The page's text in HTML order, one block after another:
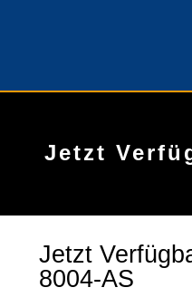
Jetzt
Jetzt
8004-AS